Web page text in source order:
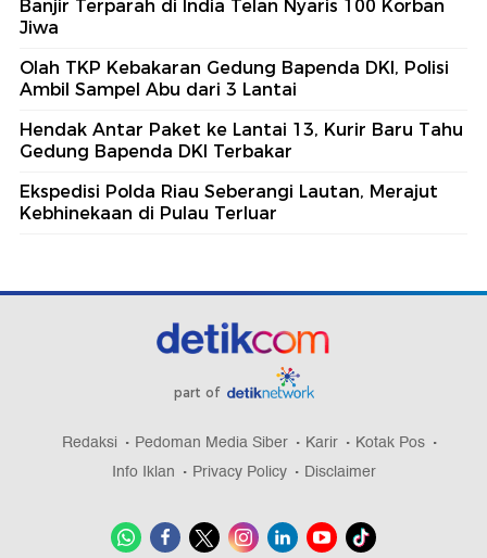
Banjir Terparah di India Telan Nyaris 100 Korban
Jiwa
Olah TKP Kebakaran Gedung Bapenda DKI, Polisi
Ambil Sampel Abu dari 3 Lantai
Hendak Antar Paket ke Lantai 13, Kurir Baru Tahu
Gedung Bapenda DKI Terbakar
Ekspedisi Polda Riau Seberangi Lautan, Merajut
Kebhinekaan di Pulau Terluar
part of
Redaksi Pedoman Media Siber Karir
Kotak Pos
Info Iklan
Privacy Policy Disclaimer